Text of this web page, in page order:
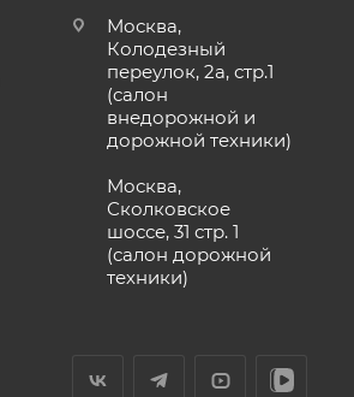
Москва,
Колодезный
переулок, 2а, стр.1
(салон
внедорожной и
дорожной техники)
Москва,
Сколковское
шоссе, 31 стр. 1
(салон дорожной
техники)